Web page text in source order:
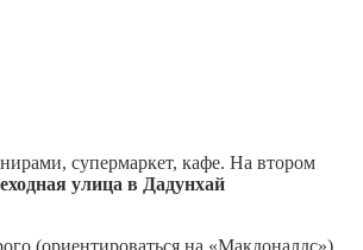
супермаркет, кафе. На втором
улица в Дадунхай
(ориентироваться на «Макдоналдс»).